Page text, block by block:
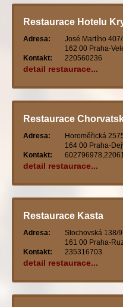
Restaurace Hotelu
Adresa:
José Martího
162 00 Praha-
Kontakt:
220560236
detail restaurace...
Restaurace
Adresa:
Horoměřická
164 00 Praha-
Kontakt:
detail restaurace...
Restaurace Kasta
Adresa:
Stochovská 138/
161 00 Praha-
Kontakt:
235316703
detail restaurace...